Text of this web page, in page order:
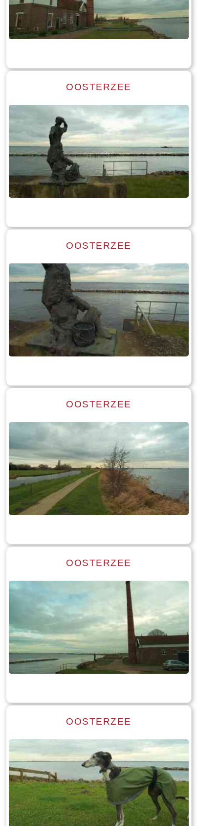
Read more
Tekst: © Foto: © Bauke Folkertsma
Read more
Tekst: © Foto: © Bauke Folkertsma
OOSTERZEE
Read more
Tekst: © Foto: © Bauke Folkertsma
OOSTERZEE
Read more
Tekst: © Foto: © Bauke Folkertsma
OOSTERZEE
Read more
Tekst: © Foto: © Bauke Folkertsma
OOSTERZEE
Read more
Tekst: © Foto: © Bauke Folkertsma
OOSTERZEE